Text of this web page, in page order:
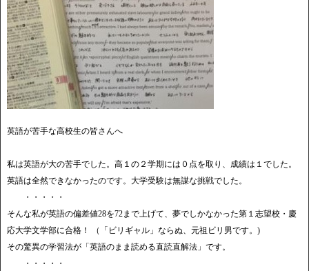
英語が苦手な高校生の皆さんへ
私は英語が大の苦手でした。高１の２学期には０点を取り、成績は１でした。
英語は全然できなかったのです。大学受験は無謀な挑戦でした。
・・・・・
そんな私が英語の偏差値28を72まで上げて、夢でしかなかった第１志望校・慶
応大学文学部に合格！ （「ビリギャル」ならぬ、元祖ビリ男です。)
その驚異の学習法が「英語のまま読める直読直解法」です。
・・・・・